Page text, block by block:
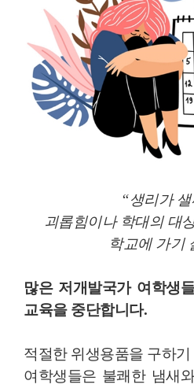
“생리가
괴롭힘이나 학대의 대
학교에 가기
많은 저개발국가 여학생
교육을 중단합니다.
적절한 위생용품을 구하
여학생들은 불쾌한 냄새